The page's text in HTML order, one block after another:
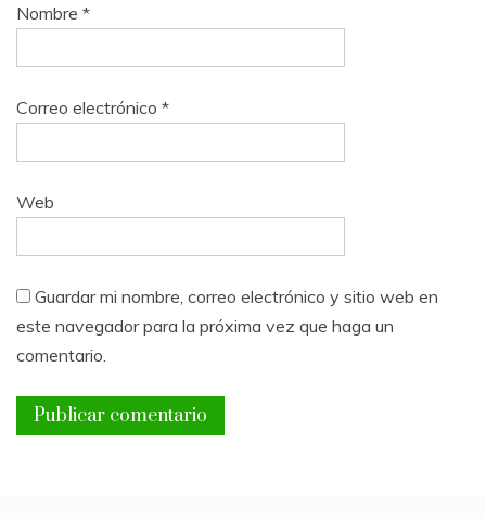
Nombre *
Correo electrónico *
Web
Guardar mi nombre, correo electrónico y sitio web en
este navegador para la próxima vez que haga un
comentario.